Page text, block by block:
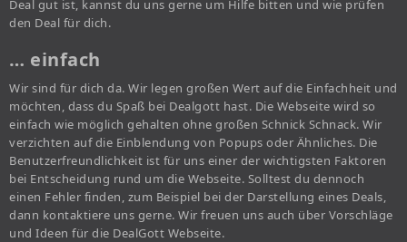
Deal gut ist, kannst du uns gerne um Hilfe bitten und wie prüfen
den Deal für dich.
… einfach
Wir sind für dich da. Wir legen großen Wert auf die Einfachheit und
möchten, dass du Spaß bei Dealgott hast. Die Webseite wird so
einfach wie möglich gehalten ohne großen Schnick Schnack. Wir
verzichten auf die Einblendung von Popups oder Ähnliches. Die
Benutzerfreundlichkeit ist für uns einer der wichtigsten Faktoren
bei Entscheidung rund um die Webseite. Solltest du dennoch
einen Fehler finden, zum Beispiel bei der Darstellung eines Deals,
dann kontaktiere uns gerne. Wir freuen uns auch über Vorschläge
und Ideen für die DealGott Webseite.